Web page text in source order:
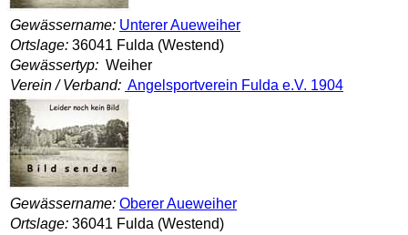
Gewässername: Unterer Aueweiher
Ortslage: 36041 Fulda (Westend)
Gewässertyp: Weiher
Verein / Verband: Angelsportverein Fulda e.V. 1904
Gewässername: Oberer Aueweiher
Ortslage: 36041 Fulda (Westend)